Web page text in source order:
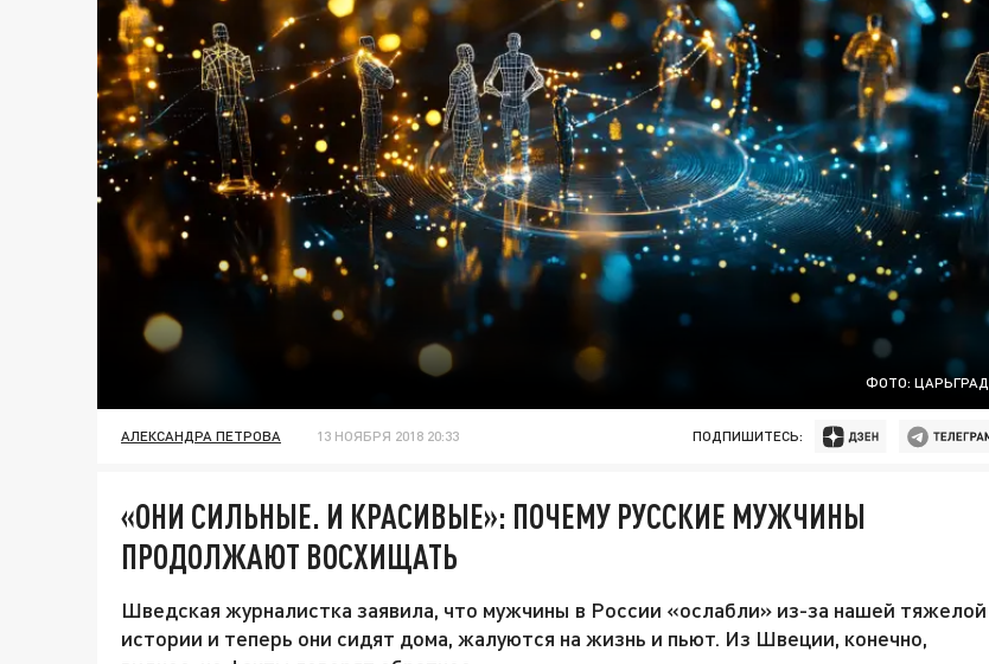
ФОТО: ЦАРЬГРАД
АЛЕКСАНДРА ПЕТРОВА 13 НОЯБРЯ 2018 20:33 ПОДПИШИТЕСЬ:
«ОНИ СИЛЬНЫЕ. И КРАСИВЫЕ»: ПОЧЕМУ РУССКИЕ МУЖЧИНЫ
ПРОДОЛЖАЮТ ВОСХИЩАТЬ
Шведская журналистка заявила, что мужчины в России «ослабли» из-за нашей тяжелой
истории и теперь они сидят дома, жалуются на жизнь и пьют. Из Швеции, конечно,